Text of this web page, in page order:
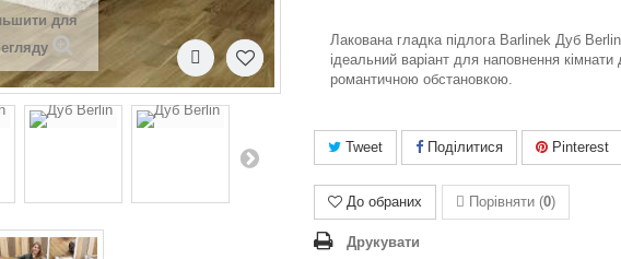
для
Лакована гладка підлога Barlinek Дуб Berlin
ідеальний варіант для наповнення
романтичною обстановкою.
Tweet Поділитися Pinterest
До обраних Порівняти (0)
Друкувати